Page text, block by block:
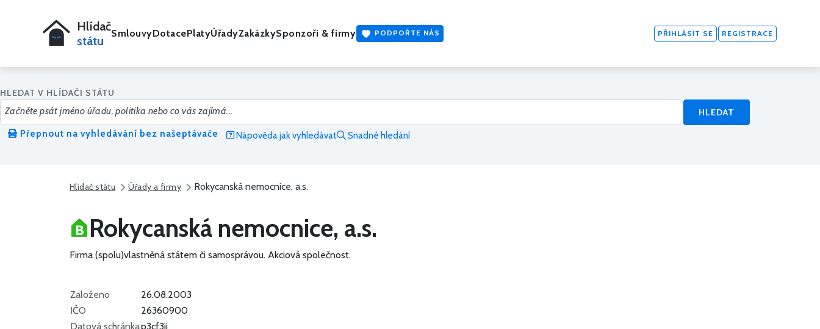
Hlídač
státu
SmlouvyDotacePlatyÚřadyZakázkySponzoři & firmy PODPOŘTE NÁS PŘIHLÁSIT SE REGISTRACE
HLEDAT V HLÍDAČI STÁTU
HLEDAT
Přepnout na vyhledávání bez našeptávače
Nápověda jak vyhledávat Snadné hledání
Hlídač státu Úřady a firmy Rokycanská nemocnice, a.s.
Rokycanská nemocnice, a.s.
Firma (spolu)vlastněná státem či samosprávou. Akciová společnost.
Založeno
26.08.2003
IČO
26360900
Datová schránkap3cf3jj